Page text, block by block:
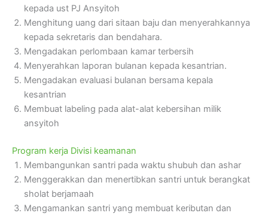
kepada ust PJ Ansyitoh
Menghitung uang dari sitaan baju dan menyerahkannya
kepada sekretaris dan bendahara.
Mengadakan perlombaan kamar terbersih
Menyerahkan laporan bulanan kepada kesantrian.
Mengadakan evaluasi bulanan bersama kepala
kesantrian
Membuat labeling pada alat-alat kebersihan milik
ansyitoh
Program kerja Divisi keamanan
Membangunkan santri pada waktu shubuh dan ashar
Menggerakkan dan menertibkan santri untuk berangkat
sholat berjamaah
Mengamankan santri yang membuat keributan dan